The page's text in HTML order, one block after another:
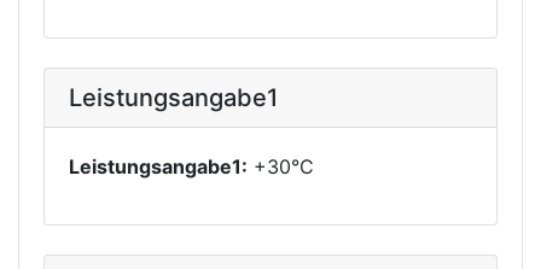
Leistungsangabe1
Leistungsangabe1: +30°C